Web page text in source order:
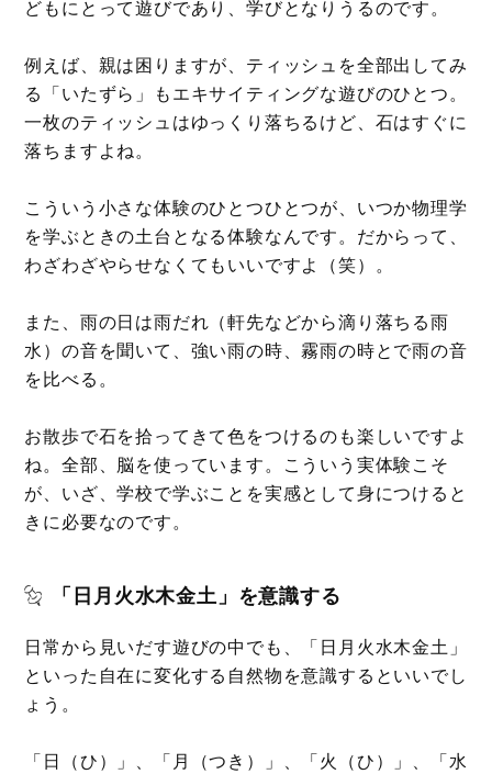
どもにとって遊びであり、学びとなりうるのです。
例えば、親は困りますが、ティッシュを全部出してみ
る「いたずら」もエキサイティングな遊びのひとつ。
一枚のティッシュはゆっくり落ちるけど、石はすぐに
落ちますよね。
こういう小さな体験のひとつひとつが、いつか物理学
を学ぶときの土台となる体験なんです。だからって、
わざわざやらせなくてもいいですよ（笑）。
また、雨の日は雨だれ（軒先などから滴り落ちる雨
水）の音を聞いて、強い雨の時、霧雨の時とで雨の音
を比べる。
お散歩で石を拾ってきて色をつけるのも楽しいですよ
ね。全部、脳を使っています。こういう実体験こそ
が、いざ、学校で学ぶことを実感として身につけると
きに必要なのです。
「日月火水木金土」を意識する
日常から見いだす遊びの中でも、「日月火水木金土」
といった自在に変化する自然物を意識するといいでし
ょう。
「日（ひ）」、「月（つき）」、「火（ひ）」、「水